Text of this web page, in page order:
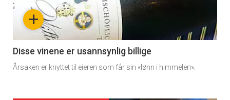
nå
2
+
Disse vinene er usannsynlig billige
Årsaken er knyttet til eieren som får sin «lønn i himmelen».